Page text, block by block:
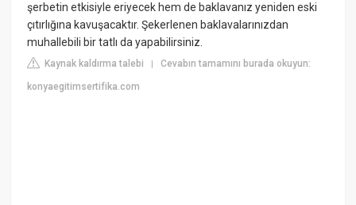
şerbetin etkisiyle eriyecek hem de baklavanız yeniden eski
çıtırlığına kavuşacaktır. Şekerlenen baklavalarınızdan
muhallebili bir tatlı da yapabilirsiniz.
Kaynak kaldırma talebi |Cevabın tamamını burada okuyun:
konyaegitimsertifika.com